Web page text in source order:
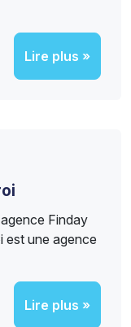
Lire plus »
Finday
est une agence
Lire plus »